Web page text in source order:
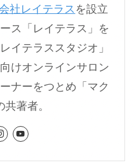
社レイテラス を設立
ス「レイテラス」を
イテラススタジオ」
けオンラインサロン
ナーをつとめ「マク
著者。